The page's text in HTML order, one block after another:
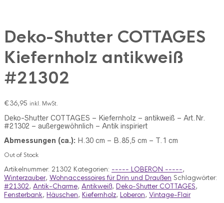
Deko-Shutter COTTAGES
Kiefernholz antikweiß
#21302
€36,95 inkl. MwSt.
Deko-Shutter COTTAGES – Kiefernholz – antikweiß – Art.Nr.
#21302 – außergewöhnlich – Antik inspiriert
Abmessungen (ca.): H.30 cm – B.85,5 cm – T.1 cm
Out of Stock
Artikelnummer: 21302 Kategorien: ----- LOBERON -----,
Winterzauber, Wohnaccessoires für Drin und Draußen Schlagwörter:
#21302, Antik-Charme, Antikweiß, Deko-Shutter COTTAGES,
Fensterbank, Häuschen, Kiefernholz, Loberon, Vintage-Flair